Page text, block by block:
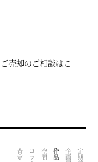
売却のご相談はこ
企画展
空間
コラム